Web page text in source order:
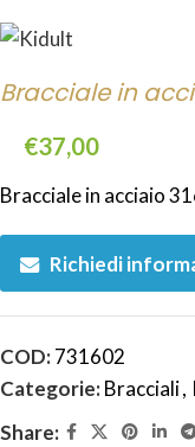
Bracciale in
€37,00
Bracciale in acciaio
Richiedi
COD:731602
Categorie:Bracciali,
Share: